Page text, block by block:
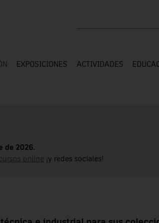
EXPOSICIONES ACTIVIDADES
de 2026.
online ¡y redes sociales!